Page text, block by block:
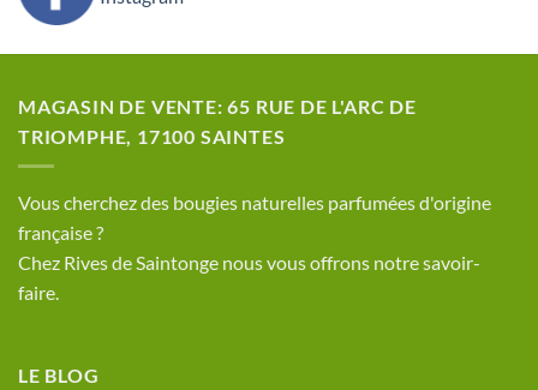
MAGASIN DE VENTE: 65 RUE DE L'ARC DE
TRIOMPHE, 17100 SAINTES
​Vous cherchez des bougies naturelles parfumées d'origine
française ?
Chez Rives de Saintonge nous vous offrons notre savoir-
faire.
LE BLOG